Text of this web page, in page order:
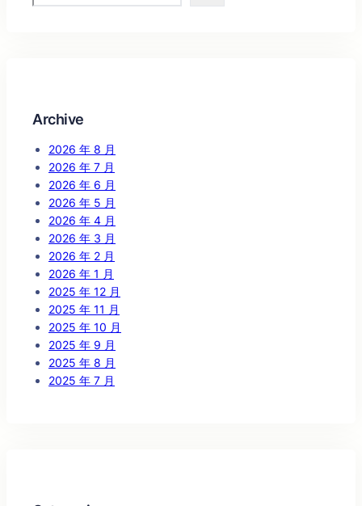
Archive
2026 年 8 月
2026 年 7 月
2026 年 6 月
2026 年 5 月
2026 年 4 月
2026 年 3 月
2026 年 2 月
2026 年 1 月
2025 年 12 月
2025 年 11 月
2025 年 10 月
2025 年 9 月
2025 年 8 月
2025 年 7 月